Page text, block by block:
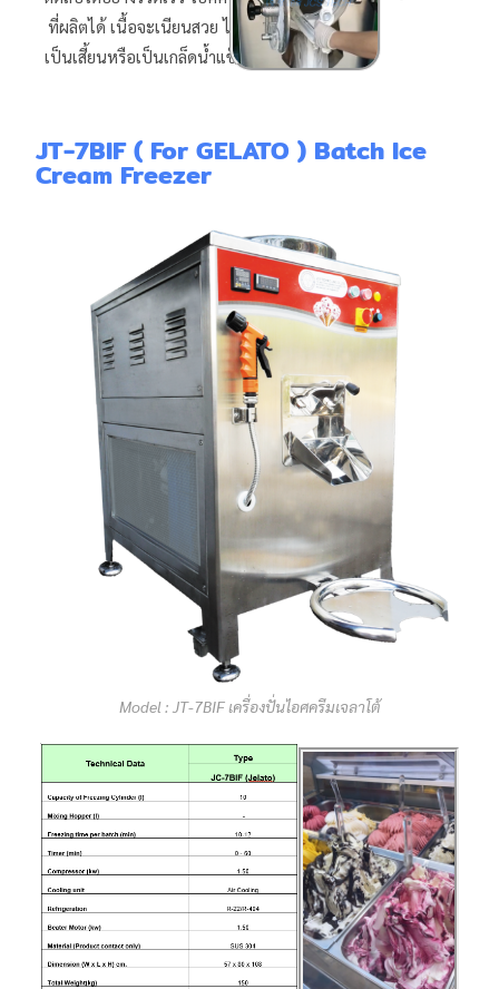
ที่ผลิตได้ เนื้อจะเนียนสวย ไม่
เป็นเสี้ยนหรือเป็นเกล็ดน้ำแข็ง
JT-7BIF ( For GELATO ) Batch Ice
Cream Freezer
Model : JT-7BIF เครื่องปั่นไอศครีมเจลาโต้